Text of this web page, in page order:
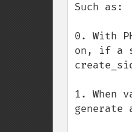
Such as:
0. With
on, if a
1.
generate